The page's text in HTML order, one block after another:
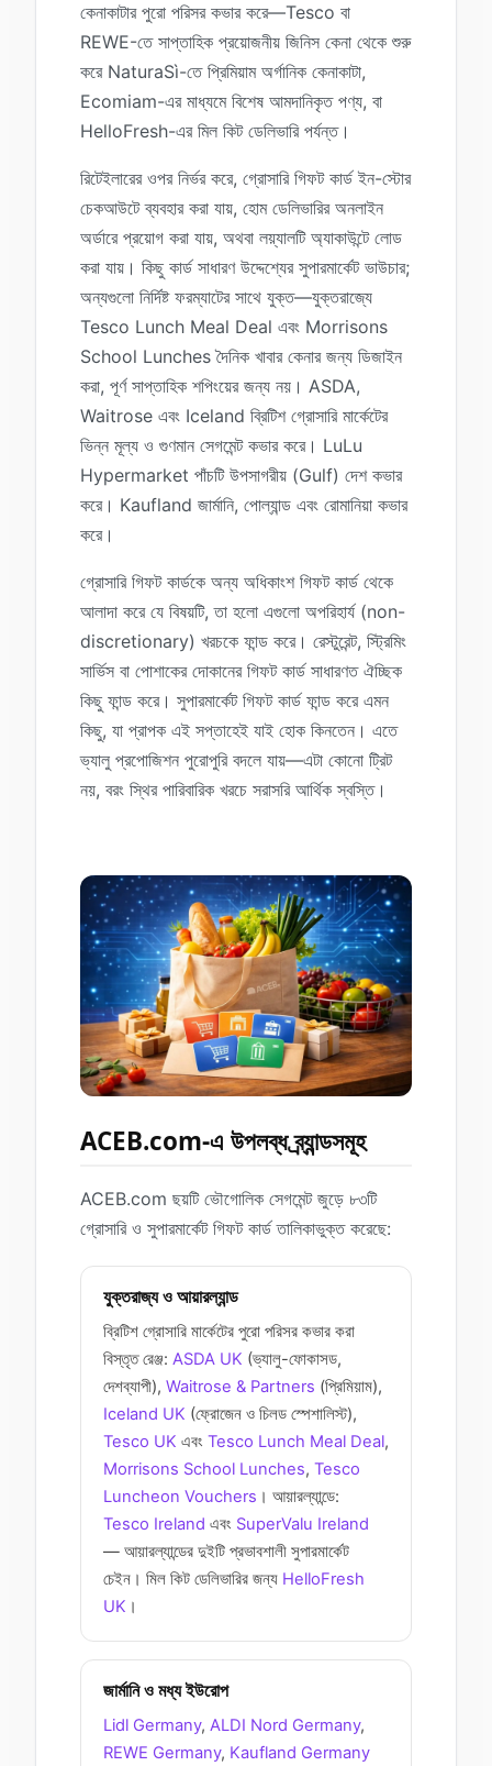
কেনাকাটার পুরো পরিসর কভার করে—Tesco বা
REWE-তে সাপ্তাহিক প্রয়োজনীয় জিনিস কেনা থেকে শুরু
করে NaturaSì-তে প্রিমিয়াম অর্গানিক কেনাকাটা,
Ecomiam-এর মাধ্যমে বিশেষ আমদানিকৃত পণ্য, বা
HelloFresh-এর মিল কিট ডেলিভারি পর্যন্ত।
রিটেইলারের ওপর নির্ভর করে, গ্রোসারি গিফট কার্ড ইন-স্টোর
চেকআউটে ব্যবহার করা যায়, হোম ডেলিভারির অনলাইন
অর্ডারে প্রয়োগ করা যায়, অথবা লয়্যালটি অ্যাকাউন্টে লোড
করা যায়। কিছু কার্ড সাধারণ উদ্দেশ্যের সুপারমার্কেট ভাউচার;
অন্যগুলো নির্দিষ্ট ফরম্যাটের সাথে যুক্ত—যুক্তরাজ্যে
Tesco Lunch Meal Deal এবং Morrisons
School Lunches দৈনিক খাবার কেনার জন্য ডিজাইন
করা, পূর্ণ সাপ্তাহিক শপিংয়ের জন্য নয়। ASDA,
Waitrose এবং Iceland ব্রিটিশ গ্রোসারি মার্কেটের
ভিন্ন মূল্য ও গুণমান সেগমেন্ট কভার করে। LuLu
Hypermarket পাঁচটি উপসাগরীয় (Gulf) দেশ কভার
করে। Kaufland জার্মানি, পোল্যান্ড এবং রোমানিয়া কভার
করে।
গ্রোসারি গিফট কার্ডকে অন্য অধিকাংশ গিফট কার্ড থেকে
আলাদা করে যে বিষয়টি, তা হলো এগুলো অপরিহার্য (non-
discretionary) খরচকে ফান্ড করে। রেস্টুরেন্ট, স্ট্রিমিং
সার্ভিস বা পোশাকের দোকানের গিফট কার্ড সাধারণত ঐচ্ছিক
কিছু ফান্ড করে। সুপারমার্কেট গিফট কার্ড ফান্ড করে এমন
কিছু, যা প্রাপক এই সপ্তাহেই যাই হোক কিনতেন। এতে
ভ্যালু প্রপোজিশন পুরোপুরি বদলে যায়—এটা কোনো ট্রিট
নয়, বরং স্থির পারিবারিক খরচে সরাসরি আর্থিক স্বস্তি।
ACEB.com-এ উপলব্ধ ব্র্যান্ডসমূহ
ACEB.com ছয়টি ভৌগোলিক সেগমেন্ট জুড়ে ৮৩টি
গ্রোসারি ও সুপারমার্কেট গিফট কার্ড তালিকাভুক্ত করেছে:
যুক্তরাজ্য ও আয়ারল্যান্ড
ব্রিটিশ গ্রোসারি মার্কেটের পুরো পরিসর কভার করা
বিস্তৃত রেঞ্জ: ASDA UK (ভ্যালু-ফোকাসড,
দেশব্যাপী), Waitrose & Partners (প্রিমিয়াম),
Iceland UK (ফ্রোজেন ও চিলড স্পেশালিস্ট),
Tesco UK এবং Tesco Lunch Meal Deal,
Morrisons School Lunches, Tesco
Luncheon Vouchers । আয়ারল্যান্ডে:
Tesco Ireland এবং SuperValu Ireland
— আয়ারল্যান্ডের দুইটি প্রভাবশালী সুপারমার্কেট
চেইন। মিল কিট ডেলিভারির জন্য HelloFresh
UK ।
জার্মানি ও মধ্য ইউরোপ
Lidl Germany, ALDI Nord Germany,
REWE Germany, Kaufland Germany